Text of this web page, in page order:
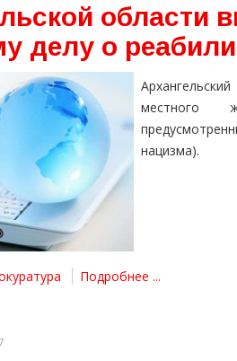
области
делу о
местного
нацизма).
Подробнее ...